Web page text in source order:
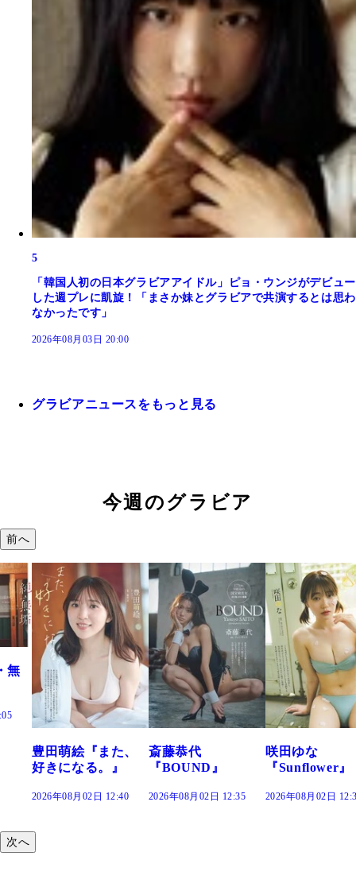
5
「韓国人初の日本グラビアアイドル」ピョ・ウンジがデビュー
した週プレに凱旋！「まさか妹とグラビアで共演するとは思わ
なかったです」
2026年08月03日 20:00
グラビアニュースをもっと見る
今週のグラビア
前へ
斎藤恭代
『BOUND』
2026年08月02日 12:35
咲田ゆな
『Sunflower』
2026年08月02日 12:30
藤水咲桜『
だまり』
2026年08月02日
次へ